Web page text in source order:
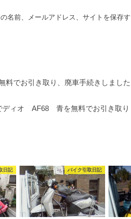
名前、メールアドレス、サイトを保存す
料でお引き取り、廃車手続きしました
ディオ AF68 青を無料でお引き取り
日記 バイク引取日記